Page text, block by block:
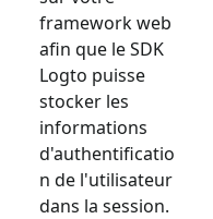
framework web
afin que le SDK
Logto puisse
stocker les
informations
d'authentificatio
n de l'utilisateur
dans la session.